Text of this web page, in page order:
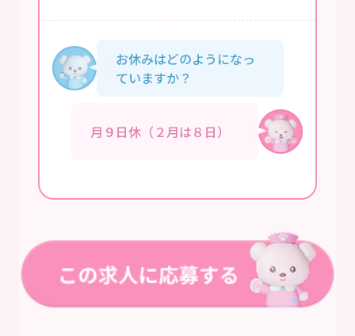
お休みはどのようになっ
ていますか？
月９日休（２月は８日）